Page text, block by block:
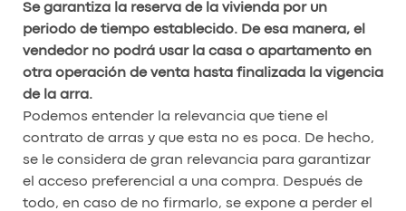
Se garantiza la reserva de la vivienda por un
periodo de tiempo establecido. De esa manera, el
vendedor no podrá usar la casa o apartamento en
otra operación de venta hasta finalizada la vigencia
de la arra.
Podemos entender la relevancia que tiene el
contrato de arras y que esta no es poca. De hecho,
se le considera de gran relevancia para garantizar
el acceso preferencial a una compra. Después de
todo, en caso de no firmarlo, se expone a perder el